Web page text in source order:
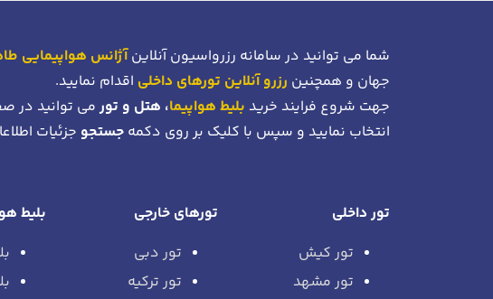
شما می توانید در سامانه رزرواسیون آنلاینآژانس هواپیمایی
جهان و همچنین رزرو آنلاین تورهای داخلی اقدام نمایید.
جهت شروع فرایند خرید بلیط هواپیما، هتل و تورمی توانید در
انتخاب نمایید و سپس با کلیک بر روی دکمه جستجو جزئیات
تور داخلی
تور کیش
تور مشهد
تورهای خارجی
تور دبی
تور ترکیه
بلیط